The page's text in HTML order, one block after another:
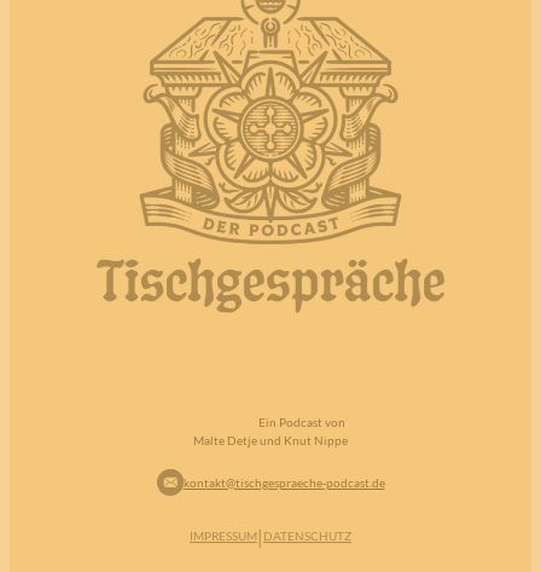
Ein Podcast von
Malte Detje und Knut Nippe
kontakt@tischgespraeche-podcast.de
IMPRESSUM | DATENSCHUTZ